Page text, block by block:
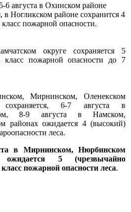
6 августа в Охинском районе
в Ногликском районе сохранится 4
пожарной опасности.
округе сохраняется 5
класс пожарной опасности до 7
Мирнинском, Оленекском
сохраняется, 6-7 августа в
8-9 августа в Намском,
районах ожидается 4 (высокий)
леса.
в Мирнинском, Нюрбинском
ожидается 5 (чрезвычайно
пожарной опасности леса.